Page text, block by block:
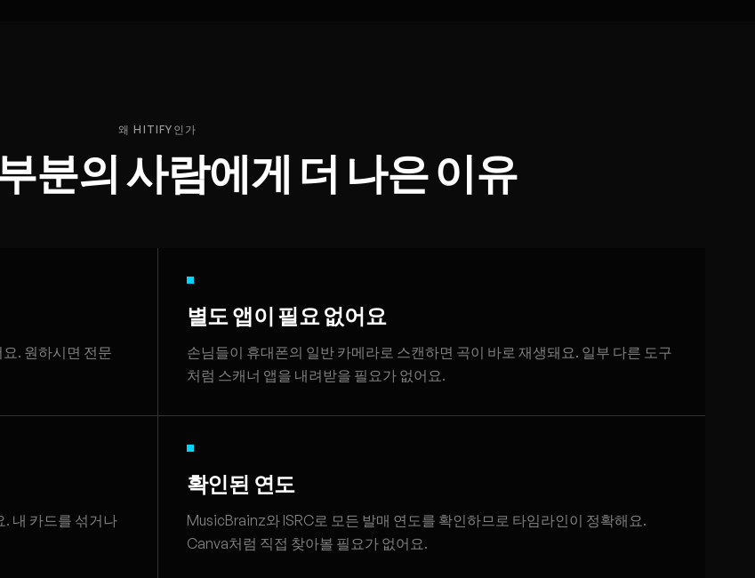
왜 HITIFY인가
분의 사람에게 더 나은 이유
. 원하시면 전문
별도 앱이 필요 없어요
손님들이 휴대폰의 일반 카메라로 스캔하면 곡이 바로 재생돼요. 일부 다른 도구
처럼 스캐너 앱을 내려받을 필요가 없어요.
내 카드를 섞거나
확인된 연도
MusicBrainz와 ISRC로 모든 발매 연도를 확인하므로 타임라인이 정확해요.
Canva처럼 직접 찾아볼 필요가 없어요.